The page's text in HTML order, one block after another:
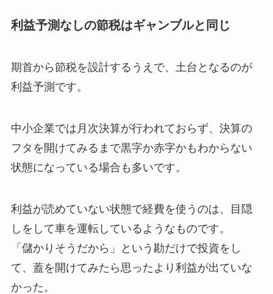
利益予測なしの節税はギャンブルと同じ
期首から節税を設計するうえで、土台となるのが
利益予測です。
中小企業では月次決算が行われておらず、決算の
フタを開けてみるまで黒字か赤字かもわからない
状態になっている場合も多いです。
利益が読めていない状態で経費を使うのは、目隠
しをして車を運転しているようなものです。
「儲かりそうだから」という勘だけで投資をし
て、蓋を開けてみたら思ったより利益が出ていな
かった。